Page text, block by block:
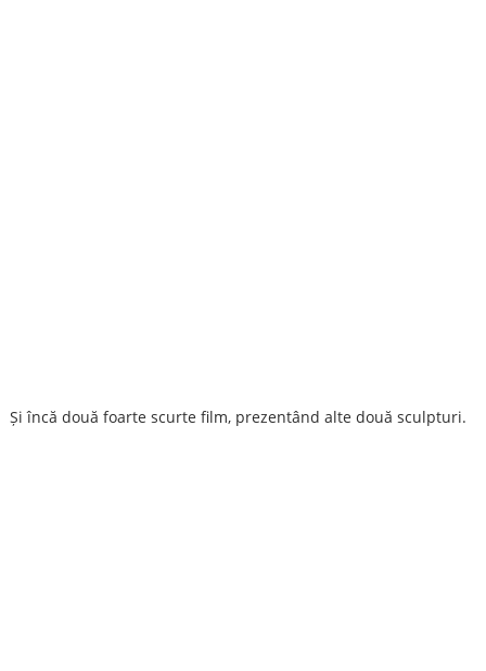
Și încă două foarte scurte film, prezentând alte două sculpturi.